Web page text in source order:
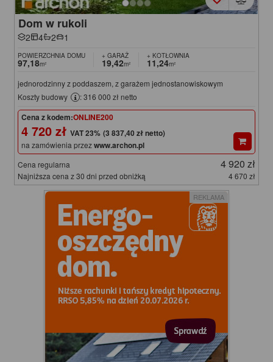
Dom w rukoli
2 4 2 1
POWIERZCHNIA DOMU
97,18m²
+ GARAŻ
19,42m²
+ KOTŁOWNIA
11,24m²
jednorodzinny z poddaszem, z garażem jednostanowiskowym
Koszty budowy
: 316 000 zł netto
Cena z kodem:ONLINE200
4 720 zł (3 837,40 zł netto)
na zamówienia przezwww.archon.pl
Cena regularna 4 920 zł
Najniższa cena z 30 dni przed obniżką 4 670 zł
REKLAMA